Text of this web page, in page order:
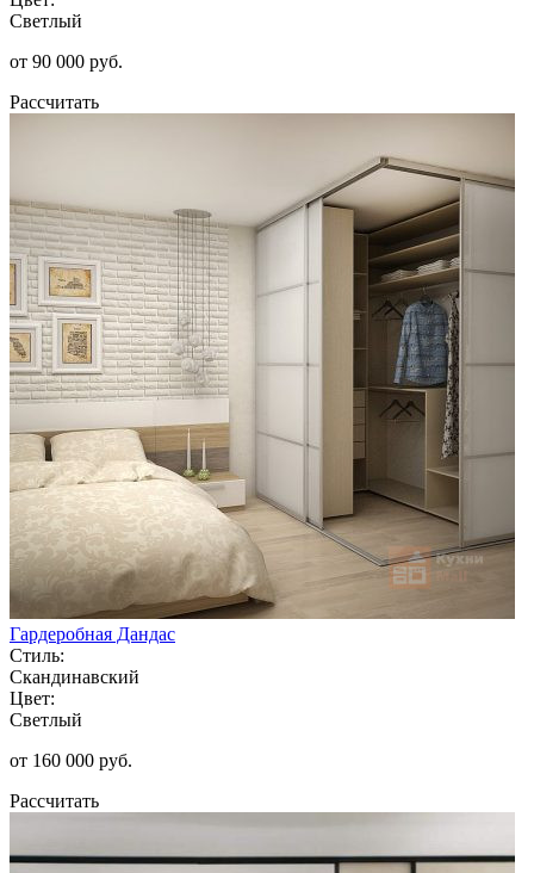
Светлый
от 90 000 руб.
Рассчитать
Гардеробная Дандас
Стиль:
Скандинавский
Цвет:
Светлый
от 160 000 руб.
Рассчитать